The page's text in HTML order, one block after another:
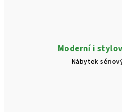
Moderní i
Nábytek